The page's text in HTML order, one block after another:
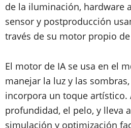
de la iluminación, hardware
sensor y postproducción
través de su motor propio de
El motor de IA se usa en el
manejar la luz y las
incorpora un toque artístico.
profundidad, el pelo, y lleva
simulación y optimización